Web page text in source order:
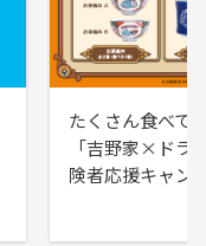
たくさん食べて
「吉野家×ドラ
険者応援キャン